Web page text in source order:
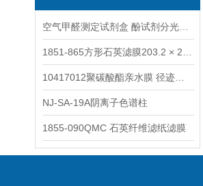
NJ-SA-19A阴离子色谱柱
1855-090QMC 石英纤维滤纸滤膜